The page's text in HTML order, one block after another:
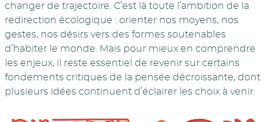
changer de trajectoire. C’est là toute l’ambition de la
redirection écologique : orienter nos moyens, nos
gestes, nos désirs vers des formes soutenables
d’habiter le monde. Mais pour mieux en comprendre
les enjeux, il reste essentiel de revenir sur certains
fondements critiques de la pensée décroissante, dont
plusieurs idées continuent d’éclairer les choix à venir.